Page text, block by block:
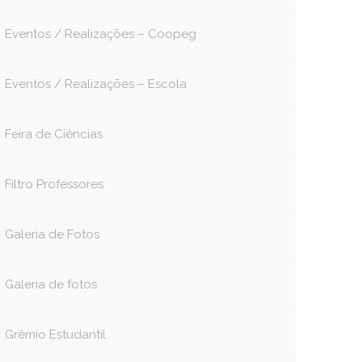
Eventos / Realizações – Coopeg
Eventos / Realizações – Escola
Feira de Ciências
Filtro Professores
Galeria de Fotos
Galeria de fotos
Grêmio Estudantil